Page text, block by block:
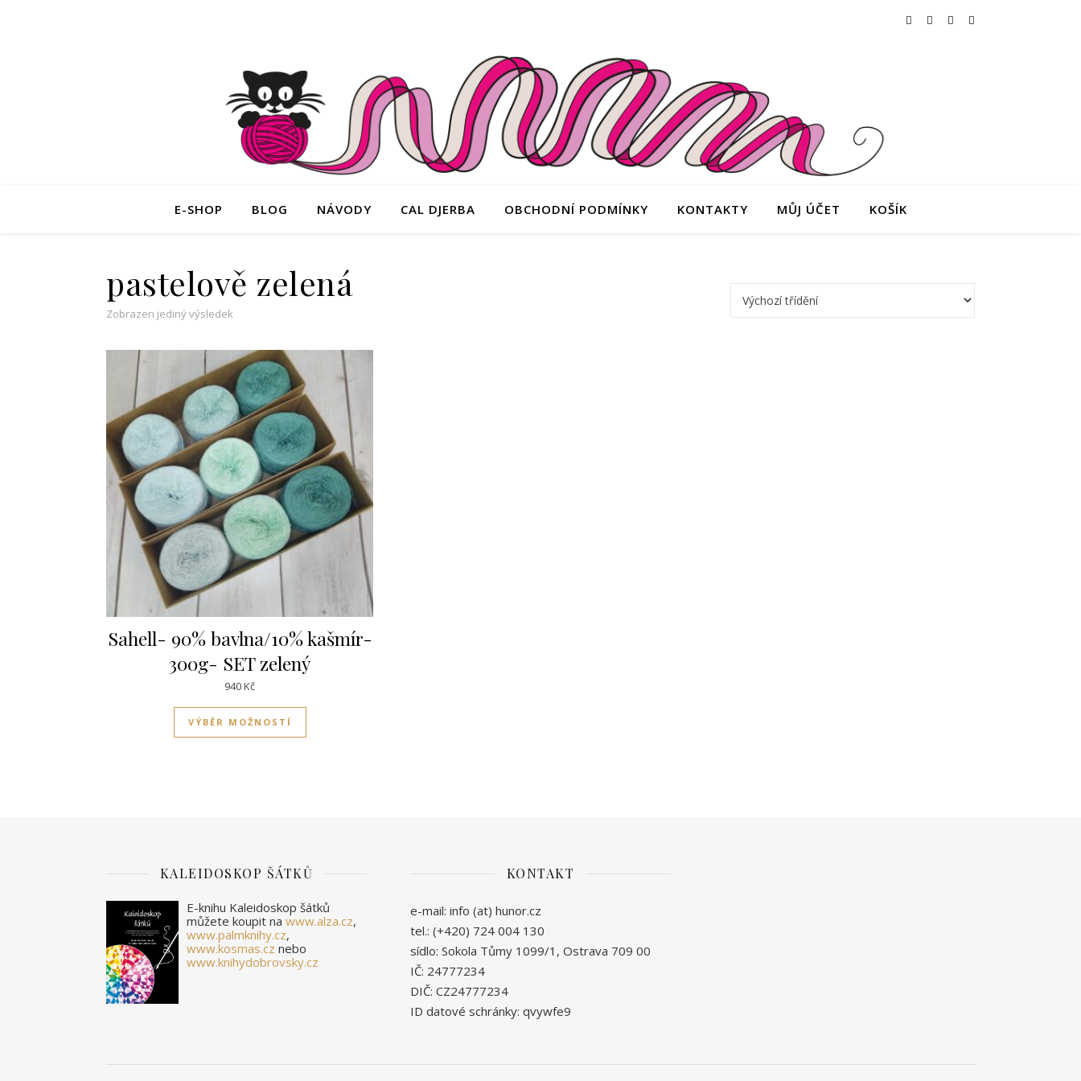
E-SHOP BLOG NÁVODY CAL DJERBA OBCHODNÍ PODMÍNKY KONTAKTY MŮJ ÚČET KOŠÍK
pastelově zelená
Zobrazen jediný výsledek
Sahell- 90% bavlna/10% kašmír-
300g- SET zelený
940Kč
VÝBĚR MOŽNOSTÍ
KALEIDOSKOP ŠÁTKŮ
E-knihu Kaleidoskop šátků
můžete koupit na www.alza.cz,
www.palmknihy.cz,
www.kosmas.cz nebo
www.knihydobrovsky.cz
KONTAKT
e-mail: info (at) hunor.cz
tel.: (+420) 724 004 130
sídlo: Sokola Tůmy 1099/1, Ostrava 709 00
IČ: 24777234
DIČ: CZ24777234
ID datové schránky: qvywfe9